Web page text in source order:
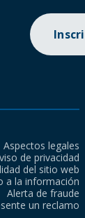
Aspectos legales
de privacidad
del sitio web
a la información
Alerta de fraude
un reclamo